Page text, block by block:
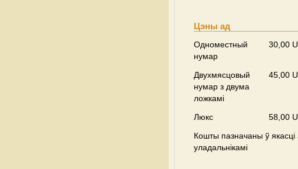
Цэны ад
Одноместный
нумар
30,00
Двухмясцовый
нумар з двума
ложкамі
45,00
Люкс
58,00
Кошты пазначаны ў
уладальнікамі